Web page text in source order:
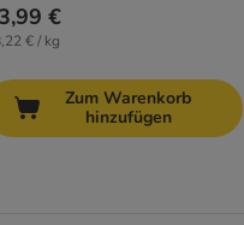
€
€ / kg
Zum Warenkorb
hinzufügen